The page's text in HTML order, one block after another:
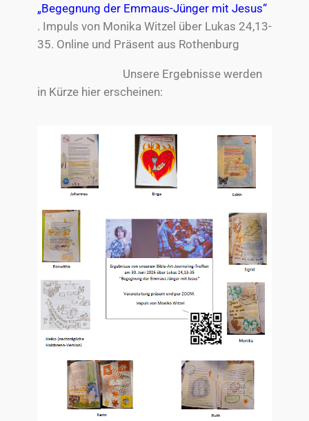
„Begegnung der Emmaus-Jünger mit Jesus“
. Impuls von Monika Witzel über Lukas 24,13-
35. Online und Präsent aus Rothenburg
Unsere Ergebnisse werden
in Kürze hier erscheinen: